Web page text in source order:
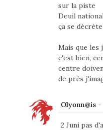
sur la piste
Deuil
ça se
Mais que les
c'est bien,
centre
de près
Olyonn@is-
2 Juni pas